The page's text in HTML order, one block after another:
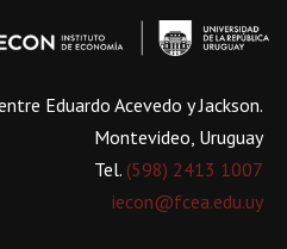
Eduardo Acevedo y Jackson.
Montevideo, Uruguay
Tel. (598) 2413 1007
iecon@fcea.edu.uy